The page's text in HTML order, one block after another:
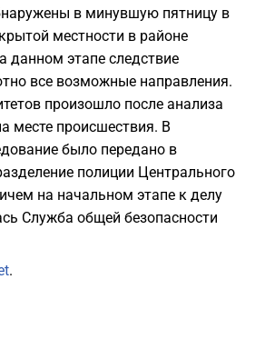
в минувшую пятницу в
местности в районе
этапе следствие
все возможные направления.
произошло после анализа
месте происшествия. В
было передано в
полиции Центрального
на начальном этапе к делу
Служба общей безопасности
.